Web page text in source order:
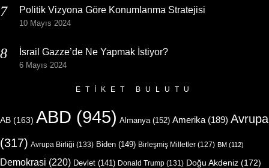
Politik Vizyona Göre Konumlanma Stratejisi
10 Mayıs 2024
İsrail Gazze’de Ne Yapmak İstiyor?
6 Mayıs 2024
ETIKET BULUTU
AB (163) ABD (945) Almanya(152) Amerika (189) Avrupa
(317) Avrupa Birliği (133) Biden (149) Birleşmiş Milletler (127) BM (112)
Demokrasi (220) Devlet (141) Donald Trump (131) Doğu Akdeniz (172)